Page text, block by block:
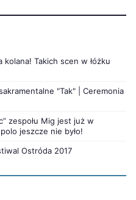
Takich scen w łóżku
"Tak" | Ceremonia
zespołu Mig jest już w
jeszcze nie było!
Ostróda 2017